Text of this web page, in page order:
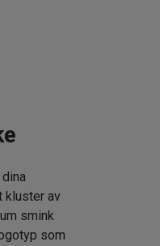
kluster av
smink
som